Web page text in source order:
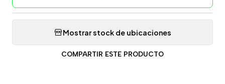
Mostrar stock de ubicaciones
COMPARTIR ESTE PRODUCTO